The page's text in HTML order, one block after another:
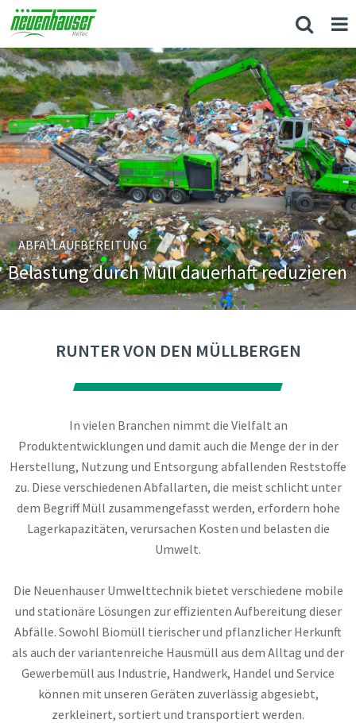
//ABFALLAUFBEREITUNG
Belastung durch Müll dauerhaft reduzieren
RUNTER VON DEN MÜLLBERGEN
In vielen Branchen nimmt die Vielfalt an
Produktentwicklungen und damit auch die Menge der in der
Herstellung, Nutzung und Entsorgung abfallenden Reststoffe
zu. Diese verschiedenen Abfallarten, die meist schlicht unter
dem Begriff Müll zusammengefasst werden, erfordern hohe
Lagerkapazitäten, verursachen Kosten und belasten die
Umwelt.
Die Neuenhauser Umwelttechnik bietet verschiedene mobile
und stationäre Lösungen zur effizienten Aufbereitung dieser
Abfälle. Sowohl Biomüll tierischer und pflanzlicher Herkunft
als auch der variantenreiche Hausmüll aus dem Alltag und der
Gewerbemüll aus Industrie, Handwerk, Handel und Service
können mit unseren Geräten zuverlässig abgesiebt,
zerkleinert, sortiert und transportiert werden.